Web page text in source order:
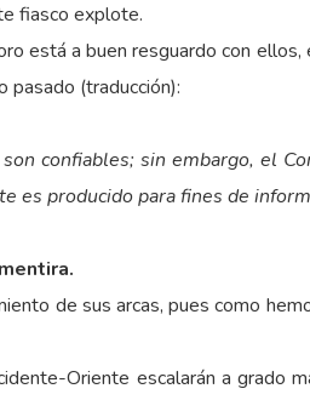
fiasco explote.
está a buen resguardo con ellos,
(traducción):
confiables; sin embargo, el
es producido para fines de
de sus arcas, pues como
Oriente escalarán a grado